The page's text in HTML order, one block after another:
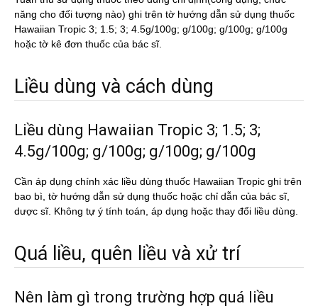
năng cho đối tượng nào) ghi trên tờ hướng dẫn sử dụng thuốc
Hawaiian Tropic 3; 1.5; 3; 4.5g/100g; g/100g; g/100g; g/100g
hoặc tờ kê đơn thuốc của bác sĩ.
Liều dùng và cách dùng
Liều dùng Hawaiian Tropic 3; 1.5; 3;
4.5g/100g; g/100g; g/100g; g/100g
Cần áp dụng chính xác liều dùng thuốc Hawaiian Tropic ghi trên
bao bì, tờ hướng dẫn sử dụng thuốc hoặc chỉ dẫn của bác sĩ,
dược sĩ. Không tự ý tính toán, áp dụng hoặc thay đổi liều dùng.
Quá liều, quên liều và xử trí
Nên làm gì trong trường hợp quá liều